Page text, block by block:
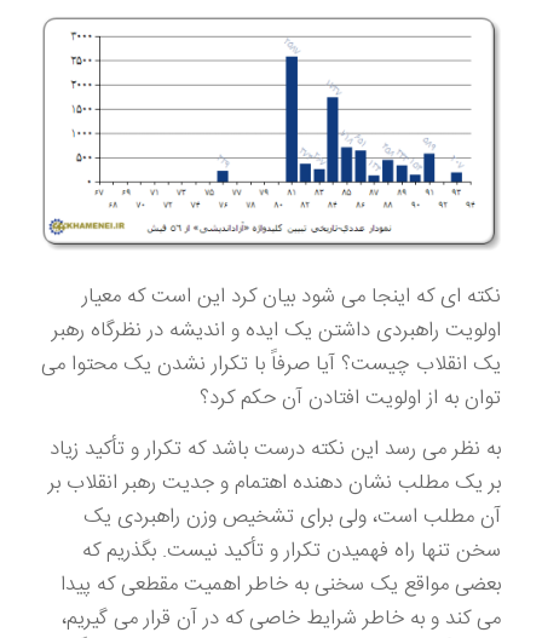
نکته ای که اینجا می شود بیان کرد این است که معیار
اولویت راهبردی داشتن یک ایده و اندیشه در نظرگاه رهبر
یک انقلاب چیست؟ آیا صرفاً با تکرار نشدن یک محتوا می
توان به از اولویت افتادن آن حکم کرد؟
به نظر می رسد این نکته درست باشد که تکرار و تأکید زیاد
بر یک مطلب نشان دهنده اهتمام و جدیت رهبر انقلاب بر
آن مطلب است، ولی برای تشخیص وزن راهبردی یک
سخن تنها راه فهمیدن تکرار و تأکید نیست. بگذریم که
بعضی مواقع یک سخنی به خاطر اهمیت مقطعی که پیدا
می کند و به خاطر شرایط خاصی که در آن قرار می گیریم،